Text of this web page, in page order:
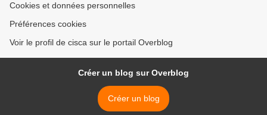
Cookies et données personnelles
Préférences cookies
Voir le profil de cisca sur le portail Overblog
Créer un blog sur Overblog
Créer un blog